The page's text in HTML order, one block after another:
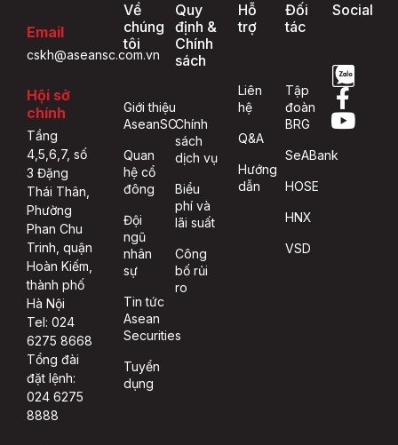
Email
cskh@aseansc.com.vn
Hội sở
chính
Tầng
4,5,6,7, số
3 Đặng
Thái Thân,
Phường
Phan Chu
Trinh, quận
Hoàn Kiếm,
thành phố
Hà Nội
Tel: 024
6275 8668
Tổng đài
đặt lệnh:
024 6275
8888
Về
chúng
tôi
Giới thiệu
AseanSC
Quan
hệ cổ
đông
Đội
ngũ
nhân
sự
Tin tức
Asean
Securities
Tuyển
dụng
Quy
định &
Chính
sách
Chính
sách
dịch vụ
Biểu
phí và
lãi suất
Công
bố rủi
ro
Hỗ
trợ
Liên
hệ
Q&A
Hướng
dẫn
Đối
tác
Tập
đoàn
BRG
SeABank
HOSE
HNX
VSD
Social